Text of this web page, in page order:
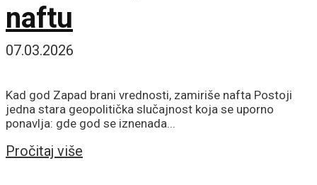
naftu
07.03.2026
Kad god Zapad brani vrednosti, zamiriše nafta Postoji
jedna stara geopolitička slučajnost koja se uporno
ponavlja: gde god se iznenada...
Pročitaj više